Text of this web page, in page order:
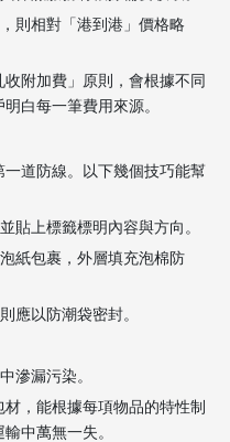
則相對「港到港」價格略
附加費」原則，會根據不同
白每一筆費用來源。
道防線。以下幾個技巧能幫
貼上標籤標明內容與方向。
紙包裹，外層填充泡棉防
應以防潮袋密封。
滲漏污染。
，能根據每項物品的特性制
中萬無一失。